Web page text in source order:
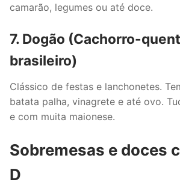
camarão, legumes ou até doce.
7. Dogão (Cachorro-
brasileiro)
Clássico de festas e lanchonetes.
batata palha, vinagrete e até ovo.
e com muita maionese.
Sobremesas e doces
D